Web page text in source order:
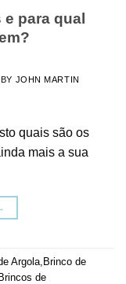
para qual
BY JOHN MARTIN
quais são os
mais a sua
Argola Brinco de
de